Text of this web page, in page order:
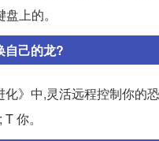
上的。
自己的龙?
》中,灵活远程控制你的
你。